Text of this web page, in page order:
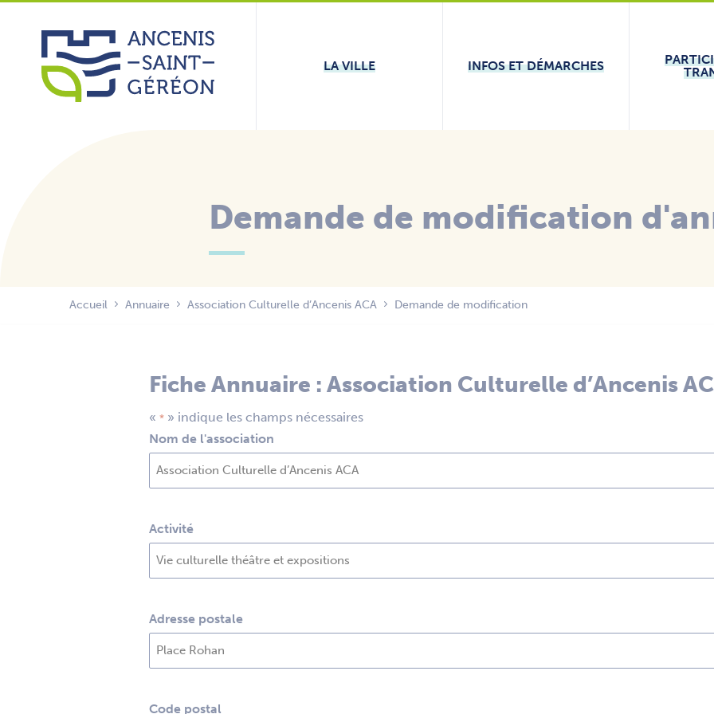
Aller
contenu
LA VILLE
INFOS ET DÉMARCHES
Demande de modification
Accueil Annuaire Association Culturelle d’Ancenis ACA Demande de modification
Fiche Annuaire : Association Culturelle d’Ancenis
« *» indique les champs nécessaires
Nom de l'association
Activité
Adresse postale
Code postal
Panneau de gestion des cookies